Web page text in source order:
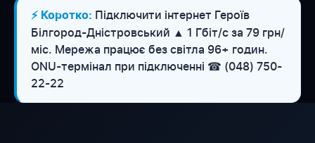
⚡ Коротко: Підключити інтернет Героїв
Білгород-Дністровський ▲ 1 Гбіт/с за 79 грн/
міс. Мережа працює без світла 96+ годин.
ONU-термінал при підключенні ☎ (048) 750-
22-22
WESTELECOM
Онлайн-підтримка